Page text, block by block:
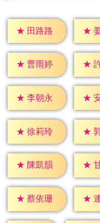
★ 田路路 ★
★ 曹雨婷 ★
★ 李朝永 ★
★ 徐莉玲 ★
★ 陳凱韻 ★
★ 蔡依珊 ★